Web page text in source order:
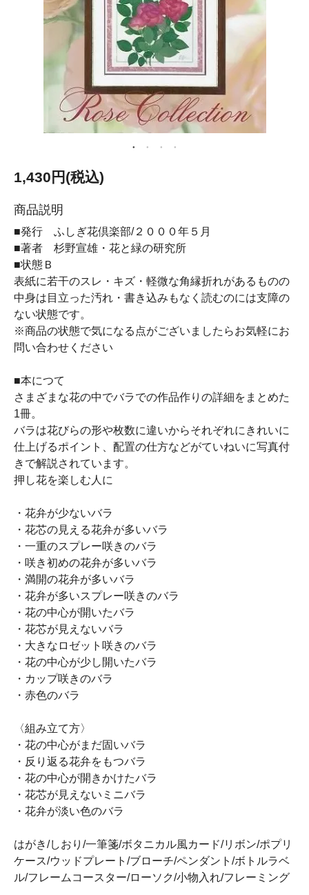
1,430円(税込)
商品説明
■発行 ふしぎ花倶楽部/２０００年５月
■著者 杉野宣雄・花と緑の研究所
■状態Ｂ
表紙に若干のスレ・キズ・軽微な角縁折れがあるものの
中身は目立った汚れ・書き込みもなく読むのには支障の
ない状態です。
※商品の状態で気になる点がございましたらお気軽にお
問い合わせください
■本につて
さまざまな花の中でバラでの作品作りの詳細をまとめた
1冊。
バラは花びらの形や枚数に違いからそれぞれにきれいに
仕上げるポイント、配置の仕方などがていねいに写真付
きで解説されています。
押し花を楽しむ人に
・花弁が少ないバラ
・花芯の見える花弁が多いバラ
・一重のスプレー咲きのバラ
・咲き初めの花弁が多いバラ
・満開の花弁が多いバラ
・花弁が多いスプレー咲きのバラ
・花の中心が開いたバラ
・花芯が見えないバラ
・大きなロゼット咲きのバラ
・花の中心が少し開いたバラ
・カップ咲きのバラ
・赤色のバラ
〈組み立て方〉
・花の中心がまだ固いバラ
・反り返る花弁をもつバラ
・花の中心が開きかけたバラ
・花芯が見えないミニバラ
・花弁が淡い色のバラ
はがき/しおり/一筆箋/ボタニカル風カード/リボン/ポプリ
ケース/ウッドプレート/ブローチ/ペンダント/ボトルラベ
ル/フレームコースター/ローソク/小物入れ/フレーミング